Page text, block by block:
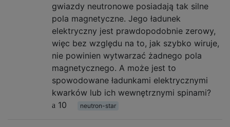
gwiazdy neutronowe posiadają tak silne
pola magnetyczne. Jego ładunek
elektryczny jest prawdopodobnie zerowy,
więc bez względu na to, jak szybko wiruje,
nie powinien wytwarzać żadnego pola
magnetycznego. A może jest to
spowodowane ładunkami elektrycznymi
kwarków lub ich wewnętrznymi spinami?
10
neutron-star